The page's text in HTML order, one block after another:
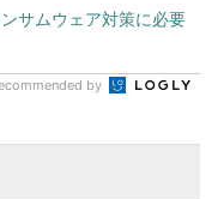
サムウェア対策に必要
by